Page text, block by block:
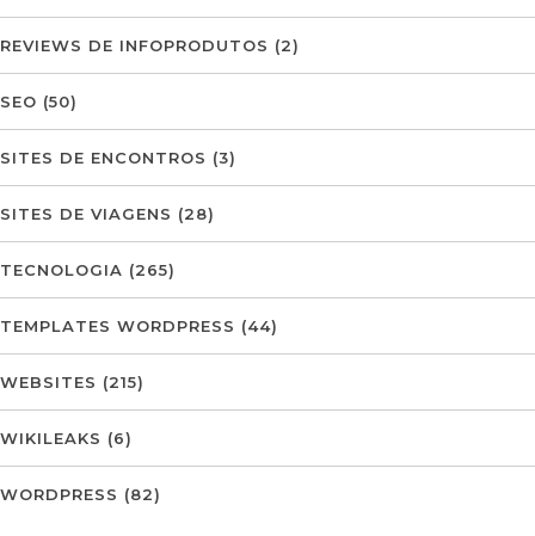
REVIEWS DE INFOPRODUTOS (2)
SEO (50)
SITES DE ENCONTROS (3)
SITES DE VIAGENS (28)
TECNOLOGIA (265)
TEMPLATES WORDPRESS (44)
WEBSITES (215)
WIKILEAKS (6)
WORDPRESS (82)